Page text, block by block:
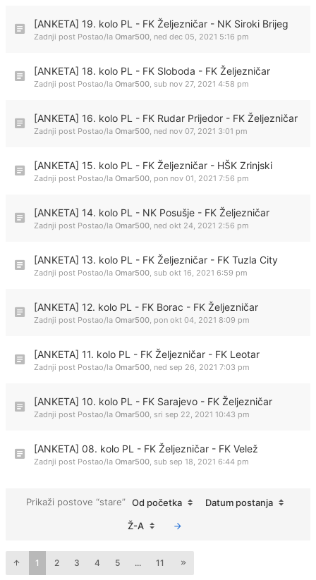
[ANKETA] 19. kolo PL - FK Željezničar - NK Siroki Brijeg
Zadnji post Postao/la Omar500, ned dec 05, 2021 5:16 pm
[ANKETA] 18. kolo PL - FK Sloboda - FK Željezničar
Zadnji post Postao/la Omar500, sub nov 27, 2021 4:58 pm
[ANKETA] 16. kolo PL - FK Rudar Prijedor - FK Željezničar
Zadnji post Postao/la Omar500, ned nov 07, 2021 3:01 pm
[ANKETA] 15. kolo PL - FK Željezničar - HŠK Zrinjski
Zadnji post Postao/la Omar500, pon nov 01, 2021 7:56 pm
[ANKETA] 14. kolo PL - NK Posušje - FK Željezničar
Zadnji post Postao/la Omar500, ned okt 24, 2021 2:56 pm
[ANKETA] 13. kolo PL - FK Željezničar - FK Tuzla City
Zadnji post Postao/la Omar500, sub okt 16, 2021 6:59 pm
[ANKETA] 12. kolo PL - FK Borac - FK Željezničar
Zadnji post Postao/la Omar500, pon okt 04, 2021 8:09 pm
[ANKETA] 11. kolo PL - FK Željezničar - FK Leotar
Zadnji post Postao/la Omar500, ned sep 26, 2021 7:03 pm
[ANKETA] 10. kolo PL - FK Sarajevo - FK Željezničar
Zadnji post Postao/la Omar500, sri sep 22, 2021 10:43 pm
[ANKETA] 08. kolo PL - FK Željezničar - FK Velež
Zadnji post Postao/la Omar500, sub sep 18, 2021 6:44 pm
Prikaži postove “stare” Od početka Datum postanja
Ž-A
1 2 3 4 5 ... 11